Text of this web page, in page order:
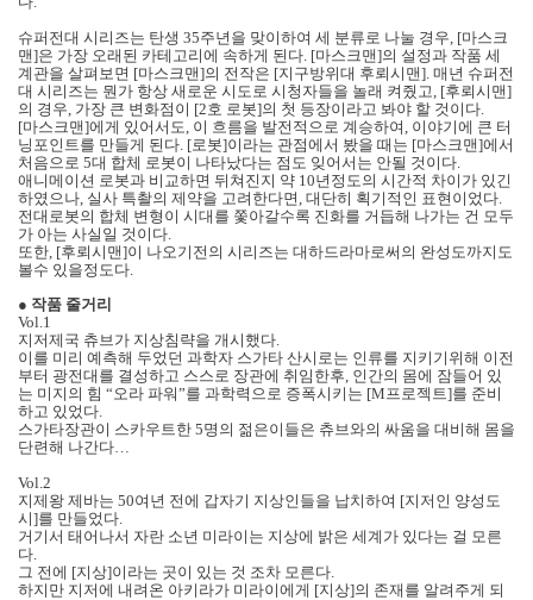
슈퍼전대 시리즈는 탄생 35주년을 맞이하여 세 분류로 나눌 경우, [마스크
맨]은 가장 오래된 카테고리에 속하게 된다. [마스크맨]의 설정과 작품 세
계관을 살펴보면 [마스크맨]의 전작은 [지구방위대 후뢰시맨]. 매년 슈퍼전
대 시리즈는 뭔가 항상 새로운 시도로 시청자들을 놀래 켜줬고, [후뢰시맨]
의 경우, 가장 큰 변화점이 [2호 로봇]의 첫 등장이라고 봐야 할 것이다.
[마스크맨]에게 있어서도, 이 흐름을 발전적으로 계승하여, 이야기에 큰 터
닝포인트를 만들게 된다. [로봇]이라는 관점에서 봤을 때는 [마스크맨]에서
처음으로 5대 합체 로봇이 나타났다는 점도 잊어서는 안될 것이다.
애니메이션 로봇과 비교하면 뒤쳐진지 약 10년정도의 시간적 차이가 있긴
하였으나, 실사 특촬의 제약을 고려한다면, 대단히 획기적인 표현이었다.
전대로봇의 합체 변형이 시대를 쫓아갈수록 진화를 거듭해 나가는 건 모두
가 아는 사실일 것이다.
또한, [후뢰시맨]이 나오기전의 시리즈는 대하드라마로써의 완성도까지도
볼수 있을정도다.
● 작품 줄거리
Vol.1
지저제국 츄브가 지상침략을 개시했다.
이를 미리 예측해 두었던 과학자 스가타 산시로는 인류를 지키기위해 이전
부터 광전대를 결성하고 스스로 장관에 취임한후, 인간의 몸에 잠들어 있
는 미지의 힘 “오라 파워”를 과학력으로 증폭시키는 [M프로젝트]를 준비
하고 있었다.
스가타장관이 스카우트한 5명의 젊은이들은 츄브와의 싸움을 대비해 몸을
단련해 나간다…
Vol.2
지제왕 제바는 50여년 전에 갑자기 지상인들을 납치하여 [지저인 양성도
시]를 만들었다.
거기서 태어나서 자란 소년 미라이는 지상에 밝은 세계가 있다는 걸 모른
다.
그 전에 [지상]이라는 곳이 있는 것 조차 모른다.
하지만 지저에 내려온 아키라가 미라이에게 [지상]의 존재를 알려주게 되